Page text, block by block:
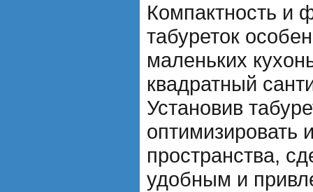
Компактность и
табуреток
маленьких
квадратный
Установив
оптимизировать
пространства,
удобным и